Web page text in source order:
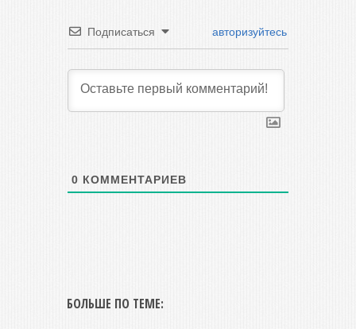
Подписаться авторизуйтесь
0 КОММЕНТАРИЕВ
БОЛЬШЕ ПО ТЕМЕ: